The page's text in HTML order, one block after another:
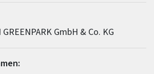
GREENPARK GmbH & Co. KG